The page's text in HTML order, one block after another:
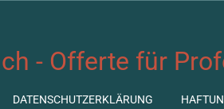
- Offerte für
DATENSCHUTZERKLÄRUNG